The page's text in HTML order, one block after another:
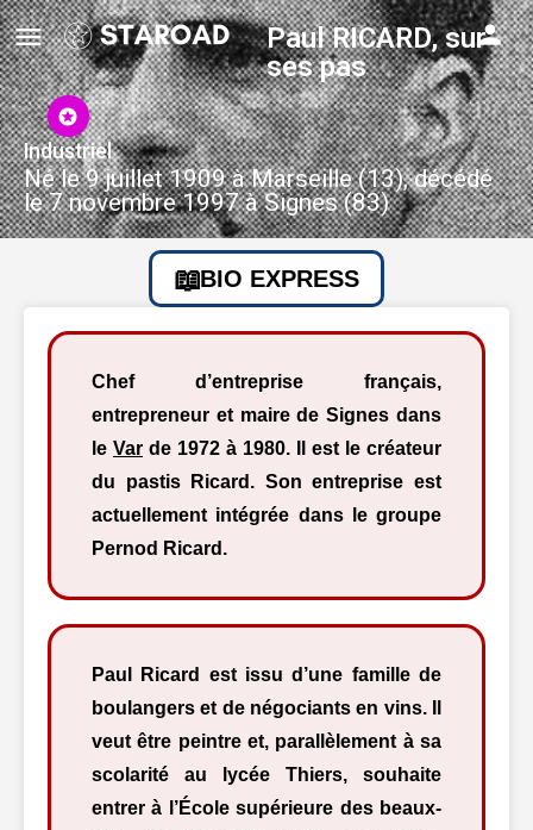
Paul RICARD, sur
ses pas
Industriel
Né le 9 juillet 1909 à Marseille (13), décédé
le 7 novembre 1997 à Signes (83)
BIO EXPRESS
Chef d’entreprise français,
entrepreneur et maire de Signes dans
le Var de 1972 à 1980. Il est le créateur
du pastis Ricard. Son entreprise est
actuellement intégrée dans le groupe
Pernod Ricard.
Paul Ricard est issu d’une famille de
boulangers et de négociants en vins. Il
veut être peintre et, parallèlement à sa
scolarité au lycée Thiers, souhaite
entrer à l’École supérieure des beaux-